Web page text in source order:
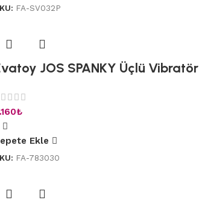
FA-SV032P
JOS SPANKY Üçlü Vibratör
₺
Ekle
FA-783030